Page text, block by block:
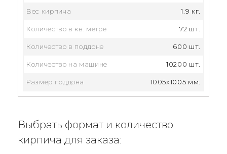
Вес кирпича 1.9 кг.
Количество в кв. метре 72 шт.
Количество в поддоне 600 шт.
Количество на машине 10200 шт.
Размер поддона 1005х1005 мм.
Выбрать формат и количество
кирпича для заказа: